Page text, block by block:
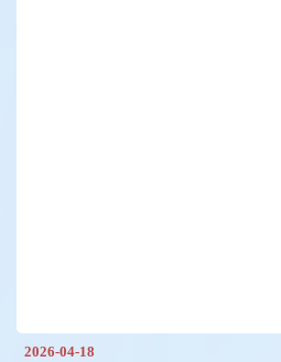
2026-04-18